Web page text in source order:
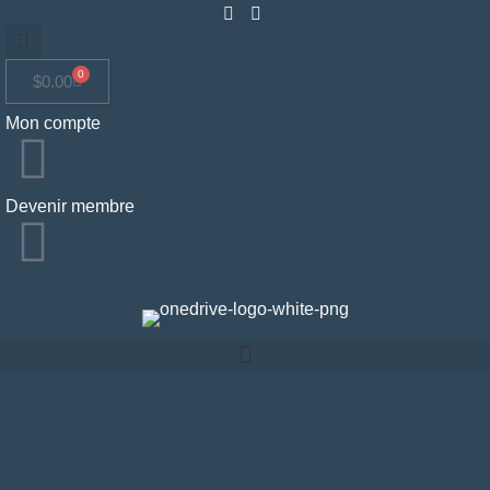
$0.00 0
Mon compte
Devenir membre